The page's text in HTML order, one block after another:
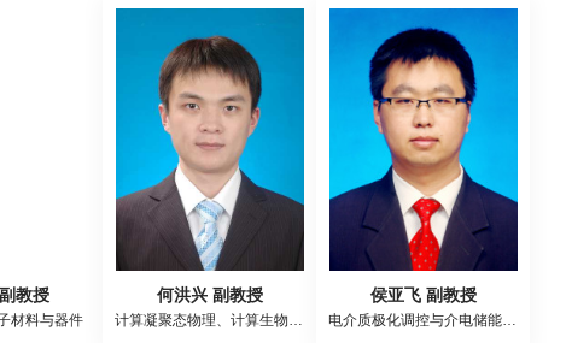
教授
材料与器件
何洪兴 副教授
计算凝聚态物理、计算生物物理
侯亚飞 副教授
电介质极化调控与介电储能性能研究